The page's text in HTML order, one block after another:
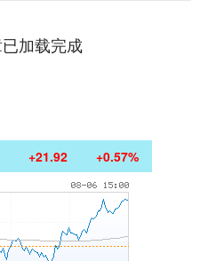
加载完成
+21.92 +0.57%